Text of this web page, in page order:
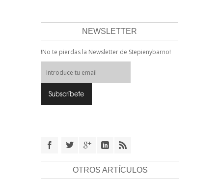
NEWSLETTER
!No te pierdas la Newsletter de Stepienybarno!
OTROS ARTÍCULOS